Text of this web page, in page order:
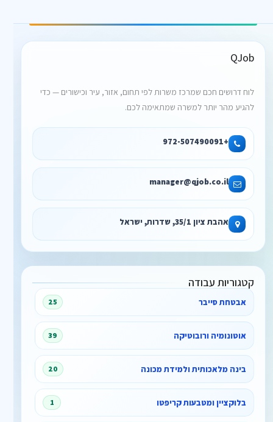
QJob
לוח דרושים חכם שמרכז משרות לפי תחום, אזור, עיר וכישורים — כדי
להגיע מהר יותר למשרה שמתאימה לכם.
+972-507490091
manager@qjob.co.il
אהבת ציון 35/1, שדרות, ישראל
קטגוריות עבודה
אבטחת סייבר 25
אוטונומיה ורובוטיקה 39
בינה מלאכותית ולמידת מכונה 20
בלוקציין ומטבעות קריפטו 1